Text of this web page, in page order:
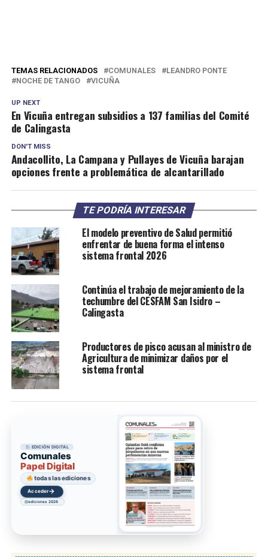
TEMAS RELACIONADOS COMUNALES
LEANDRO PONTE
NOCHE DE TANGO
VICUÑA
UP NEXT
En Vicuña entregan subsidios a 137 familias del Comité
de Calingasta
DON'T MISS
Andacollito, La Campana y Pullayes de Vicuña barajan
opciones frente a problemática de alcantarillado
TE PODRÍA INTERESAR
El modelo preventivo de Salud permitió
enfrentar de buena forma el intenso
sistema frontal 2026
Continúa el trabajo de mejoramiento de la
techumbre del CESFAM San Isidro –
Calingasta
Productores de pisco acusan al ministro de
Agricultura de minimizar daños por el
sistema frontal
EDICIÓN DIGITAL
Comunales
Papel Digital
todas las ediciones
Acceder→
ediciones 2026